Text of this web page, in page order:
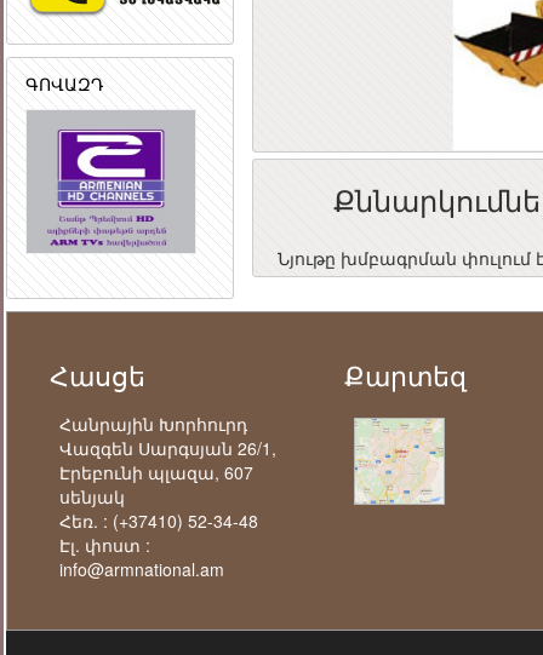
ԳՈՎԱԶԴ
Նյութը խմբագրման փուլում է
Հասցե
Հանրային Խորհուրդ
Վազգեն Սարգսյան 26/1,
Էրեբունի պլազա, 607
սենյակ
Հեռ. : (+37410) 52-34-48
Էլ. փոստ :
info@armnational.am
Քարտեզ